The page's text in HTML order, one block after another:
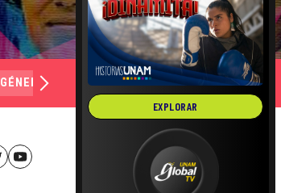
EXPLORAR
GÉNERO Y SEXUALIDAD SALUD